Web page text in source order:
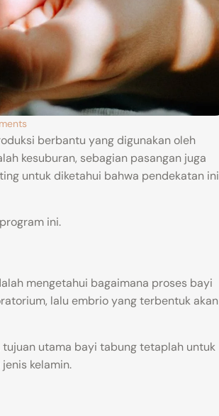
berbantu yang digunakan oleh
kesuburan, sebagian pasangan juga
untuk diketahui bahwa pendekatan ini
ini.
mengetahui bagaimana proses bayi
lalu embrio yang terbentuk akan
tujuan utama bayi tabung tetaplah untuk
kelamin.